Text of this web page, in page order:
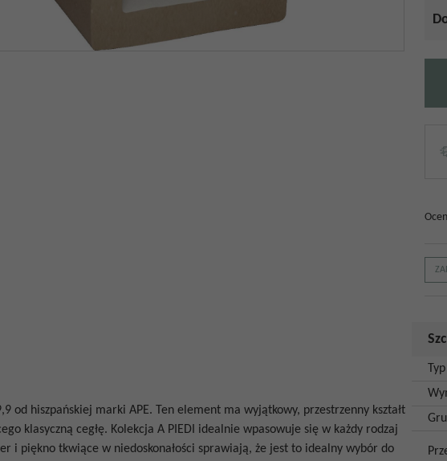
od hiszpańskiej marki APE. Ten element ma wyjątkowy, przestrzenny kształt
klasyczną cegłę. Kolekcja A PIEDI idealnie wpasowuje się w każdy rodzaj
i piękno tkwiące w niedoskonałości sprawiają, że jest to idealny wybór do